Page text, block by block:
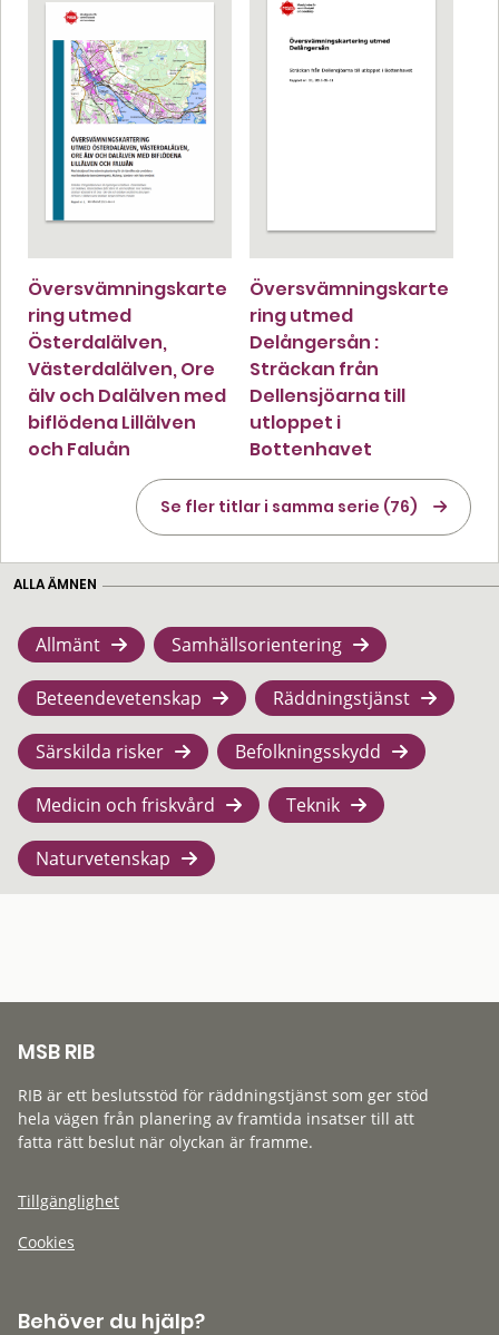
Översvämningskarte
ring utmed
Österdalälven,
Västerdalälven, Ore
älv och Dalälven med
biflödena Lillälven
och Faluån
Översvämningskarte
ring utmed
Delångersån :
Sträckan från
Dellensjöarna till
utloppet i
Bottenhavet
Se fler titlar i samma serie (76)
ALLA ÄMNEN
Allmänt Samhällsorientering
Beteendevetenskap Räddningstjänst
Särskilda risker Befolkningsskydd
Medicin och friskvård Teknik
Naturvetenskap
MSB RIB
RIB är ett beslutsstöd för räddningstjänst som ger stöd
hela vägen från planering av framtida insatser till att
fatta rätt beslut när olyckan är framme.
Tillgänglighet
Cookies
Behöver du hjälp?